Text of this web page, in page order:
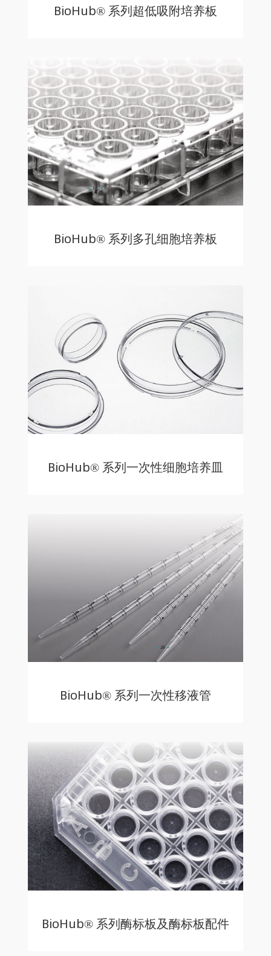
BioHub® 系列超低吸附培养板
BioHub® 系列多孔细胞培养板
BioHub® 系列一次性细胞培养皿
BioHub® 系列一次性移液管
BioHub® 系列酶标板及酶标板配件